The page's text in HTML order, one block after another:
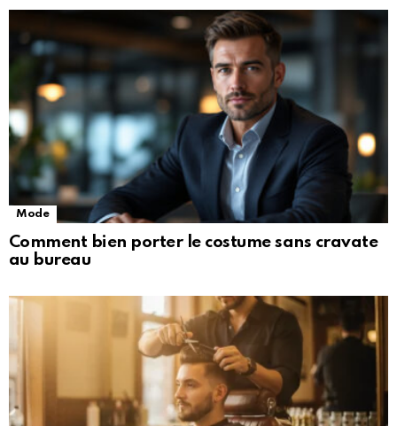
Mode
Comment bien porter le costume sans cravate
au bureau